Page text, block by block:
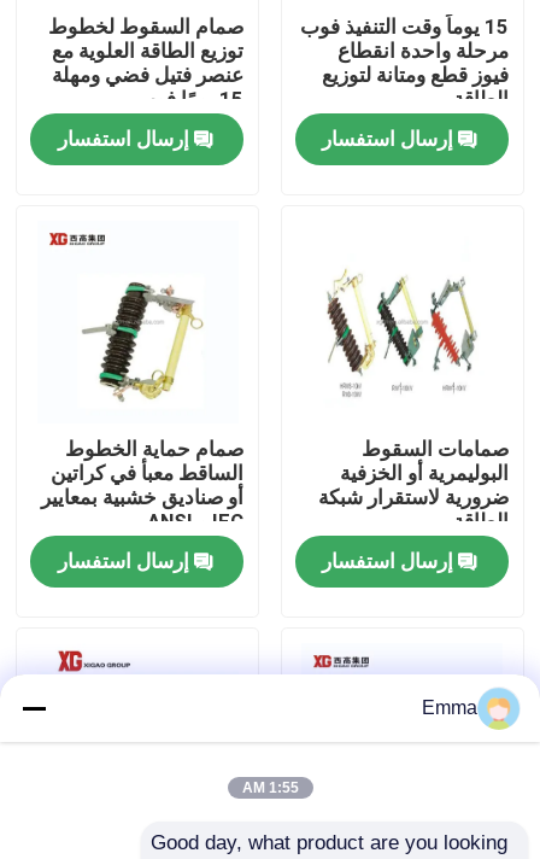
منزل، بيت
معلومات عنا
جولة في المعمل
مراقبة الجودة
اتصل بنا
تبديل كسر تحميل الهواء
مفاتيح توزيع الطاقة
15 يوماً وقت التنفيذ فوب
مرحلة واحدة انقطاع
فيوز قطع ومتانة لتوزيع
الطاقة
إرسال استفسار
صمام السقوط لخطوط
توزيع الطاقة العلوية مع
عنصر فتيل فضي ومهلة
15 يومًا فوب
إرسال استفسار
صمامات السقوط
البوليمرية أو الخزفية
ضرورية لاستقرار شبكة
الطاقة
إرسال استفسار
صمام حماية الخطوط
الساقط معبأ في كراتين
أو صناديق خشبية بمعايير
IEC و ANSI
إرسال استفسار
Emma
1:55 AM
Good day, what product are you looking